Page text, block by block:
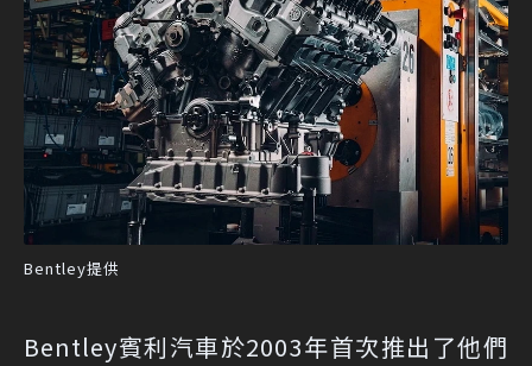
Bentley提供
Bentley賓利汽車於2003年首次推出了他們